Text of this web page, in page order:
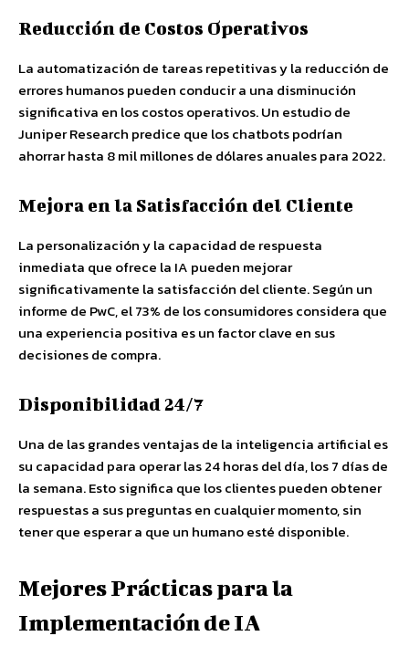
Reducción de Costos Operativos
La automatización de tareas repetitivas y la reducción de
errores humanos pueden conducir a una disminución
significativa en los costos operativos. Un estudio de
Juniper Research predice que los chatbots podrían
ahorrar hasta 8 mil millones de dólares anuales para 2022.
Mejora en la Satisfacción del Cliente
La personalización y la capacidad de respuesta
inmediata que ofrece la IA pueden mejorar
significativamente la satisfacción del cliente. Según un
informe de PwC, el 73% de los consumidores considera que
una experiencia positiva es un factor clave en sus
decisiones de compra.
Disponibilidad 24/7
Una de las grandes ventajas de la inteligencia artificial es
su capacidad para operar las 24 horas del día, los 7 días de
la semana. Esto significa que los clientes pueden obtener
respuestas a sus preguntas en cualquier momento, sin
tener que esperar a que un humano esté disponible.
Mejores Prácticas para la
Implementación de IA